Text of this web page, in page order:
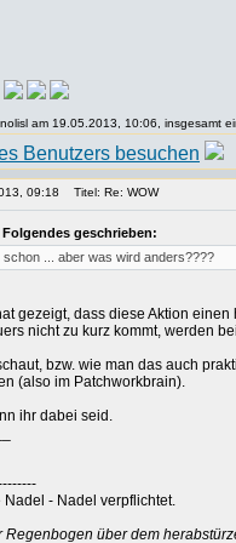
am 19.05.2013, 10:06, insgesamt
09:18 Titel: Re: WOW
geschrieben:
... aber was wird anders????
gezeigt, dass diese Aktion
nicht zu kurz kommt, werden
bzw. wie man das auch
(also im Patchworkbrain).
ihr dabei seid.
- Nadel verpflichtet.
Regenbogen über dem